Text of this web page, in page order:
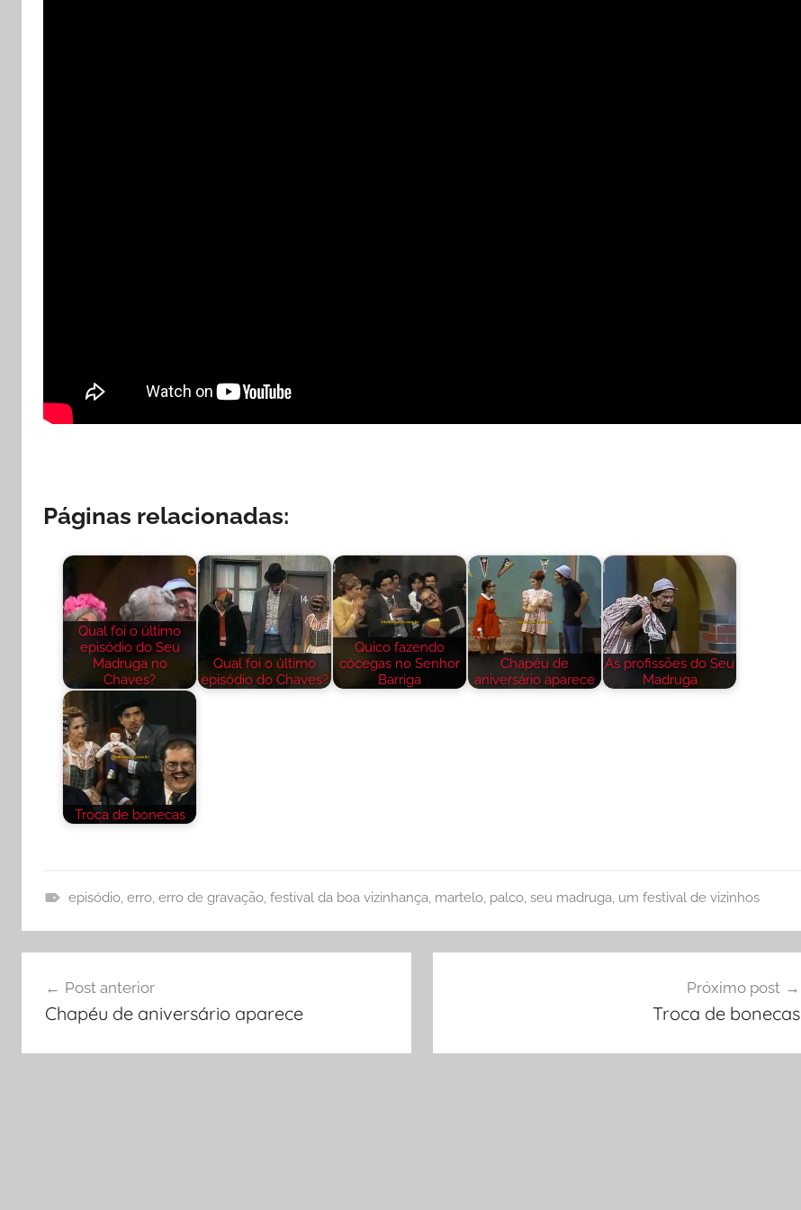
Páginas relacionadas:
Qual foi o último
episódio do Seu
Madruga no
Chaves?
Qual foi o último
episódio do Chaves?
Quico fazendo
cócegas no Senhor
Barriga
Chapéu de
aniversário aparece
As profissões do Seu
Madruga
Troca de bonecas
o
s
episódio, erro, erro de gravação, festival da boa vizinhança, martelo, palco, seu madruga, um festival de vizinhos
de
Post anterior
Chapéu de aniversário aparece
Próximo post
Troca de bonecas